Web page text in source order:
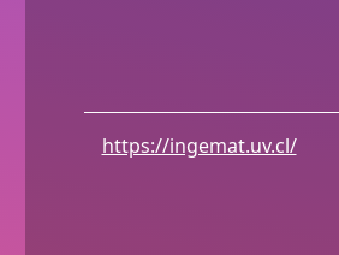
https://ingemat.uv.cl/